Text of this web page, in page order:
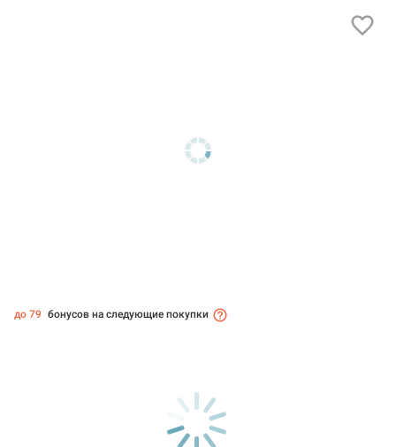
до 79 бонусов на следующие покупки